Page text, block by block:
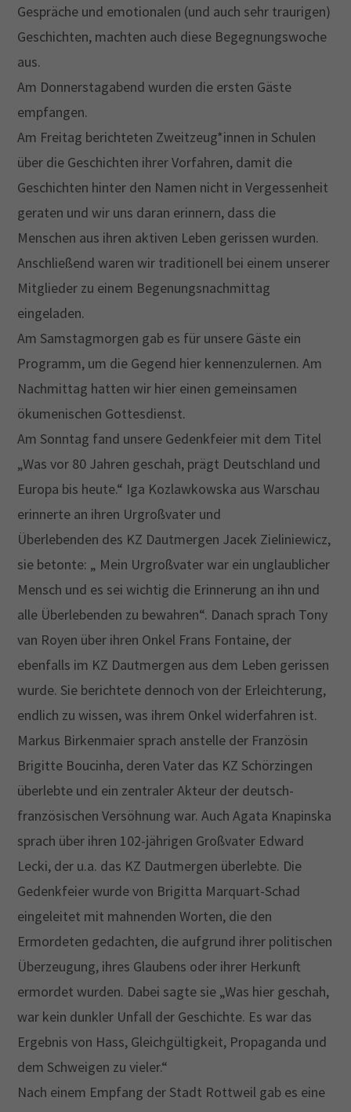
Gespräche und emotionalen (und auch sehr traurigen)
Geschichten, machten auch diese Begegnungswoche
aus.
Am Donnerstagabend wurden die ersten Gäste
empfangen.
Am Freitag berichteten Zweitzeug*innen in Schulen
über die Geschichten ihrer Vorfahren, damit die
Geschichten hinter den Namen nicht in Vergessenheit
geraten und wir uns daran erinnern, dass die
Menschen aus ihren aktiven Leben gerissen wurden.
Anschließend waren wir traditionell bei einem unserer
Mitglieder zu einem Begenungsnachmittag
eingeladen.
Am Samstagmorgen gab es für unsere Gäste ein
Programm, um die Gegend hier kennenzulernen. Am
Nachmittag hatten wir hier einen gemeinsamen
ökumenischen Gottesdienst.
Am Sonntag fand unsere Gedenkfeier mit dem Titel
„Was vor 80 Jahren geschah, prägt Deutschland und
Europa bis heute.“ Iga Kozlawkowska aus Warschau
erinnerte an ihren Urgroßvater und
Überlebenden des KZ Dautmergen Jacek Zieliniewicz,
sie betonte: „ Mein Urgroßvater war ein unglaublicher
Mensch und es sei wichtig die Erinnerung an ihn und
alle Überlebenden zu bewahren“. Danach sprach Tony
van Royen über ihren Onkel Frans Fontaine, der
ebenfalls im KZ Dautmergen aus dem Leben gerissen
wurde. Sie berichtete dennoch von der Erleichterung,
endlich zu wissen, was ihrem Onkel widerfahren ist.
Markus Birkenmaier sprach anstelle der Französin
Brigitte Boucinha, deren Vater das KZ Schörzingen
überlebte und ein zentraler Akteur der deutsch-
französischen Versöhnung war. Auch Agata Knapinska
sprach über ihren 102-jährigen Großvater Edward
Lecki, der u.a. das KZ Dautmergen überlebte. Die
Gedenkfeier wurde von Brigitta Marquart-Schad
eingeleitet mit mahnenden Worten, die den
Ermordeten gedachten, die aufgrund ihrer politischen
Überzeugung, ihres Glaubens oder ihrer Herkunft
ermordet wurden. Dabei sagte sie „Was hier geschah,
war kein dunkler Unfall der Geschichte. Es war das
Ergebnis von Hass, Gleichgültigkeit, Propaganda und
dem Schweigen zu vieler.“
Nach einem Empfang der Stadt Rottweil gab es eine